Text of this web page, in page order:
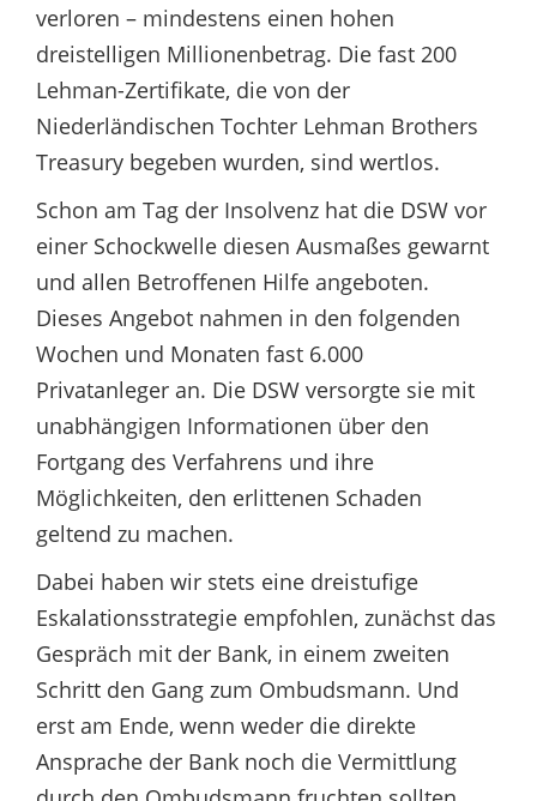
verloren – mindestens einen hohen
dreistelligen Millionenbetrag. Die fast 200
Lehman-Zertifikate, die von der
Niederländischen Tochter Lehman Brothers
Treasury begeben wurden, sind wertlos.
Schon am Tag der Insolvenz hat die DSW vor
einer Schockwelle diesen Ausmaßes gewarnt
und allen Betroffenen Hilfe angeboten.
Dieses Angebot nahmen in den folgenden
Wochen und Monaten fast 6.000
Privatanleger an. Die DSW versorgte sie mit
unabhängigen Informationen über den
Fortgang des Verfahrens und ihre
Möglichkeiten, den erlittenen Schaden
geltend zu machen.
Dabei haben wir stets eine dreistufige
Eskalationsstrategie empfohlen, zunächst das
Gespräch mit der Bank, in einem zweiten
Schritt den Gang zum Ombudsmann. Und
erst am Ende, wenn weder die direkte
Ansprache der Bank noch die Vermittlung